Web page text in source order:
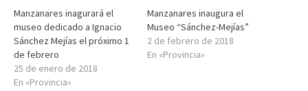
Manzanares inagurará el
museo dedicado a Ignacio
Sánchez Mejías el próximo 1
de febrero
25 de enero de 2018
En «Provincia»
Manzanares inaugura el
Museo “Sánchez-Mejías”
2 de febrero de 2018
En «Provincia»